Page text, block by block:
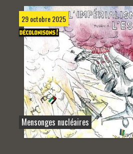
29 octobre 2025
Mensonges nucléaires